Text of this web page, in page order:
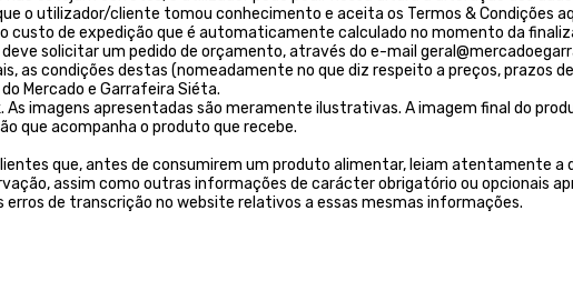
o utilizador/cliente tomou conhecimento e aceita os Termos & Condições
custo de expedição que é automaticamente calculado no momento da
solicitar um pedido de orçamento, através do e-mail
as condições destas (nomeadamente no que diz respeito a preços,
Mercado e Garrafeira Siéta.
imagens apresentadas são meramente ilustrativas. A imagem final do
que acompanha o produto que recebe.
que, antes de consumirem um produto alimentar, leiam atentamente
assim como outras informações de carácter obrigatório ou opcionais
erros de transcrição no website relativos a essas mesmas informações.